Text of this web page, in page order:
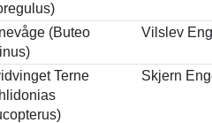
(Buteo
Vilslev
Terne
Skjern